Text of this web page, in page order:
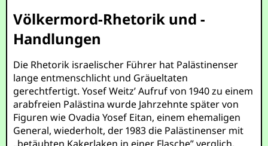
Völkermord-Rhetorik und -
Handlungen
Die Rhetorik israelischer Führer hat Palästinenser
lange entmenschlicht und Gräueltaten
gerechtfertigt. Yosef Weitz’ Aufruf von 1940 zu einem
arabfreien Palästina wurde Jahrzehnte später von
Figuren wie Ovadia Yosef Eitan, einem ehemaligen
General, wiederholt, der 1983 die Palästinenser mit